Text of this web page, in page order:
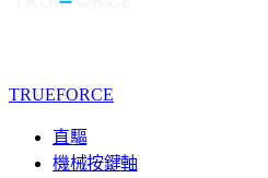
TRUEFORCE
直驅
機械按鍵軸